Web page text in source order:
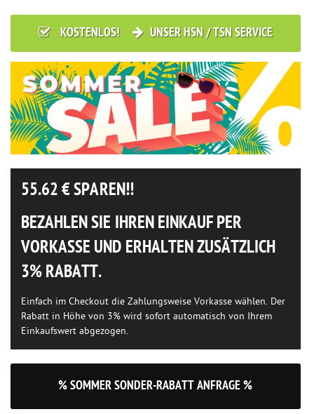
KOSTENLOS! UNSER HSN / TSN SERVICE
55.62€ SPAREN!!
BEZAHLEN SIE IHREN EINKAUF PER
VORKASSE UND ERHALTEN ZUSÄTZLICH
3% RABATT.
Einfach im Checkout die Zahlungsweise Vorkasse wählen. Der
Rabatt in Höhe von 3% wird sofort automatisch von Ihrem
Einkaufswert abgezogen.
% SOMMER SONDER-RABATT ANFRAGE %